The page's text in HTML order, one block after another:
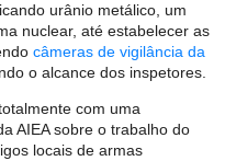
urânio metálico, um
nuclear, até estabelecer as
câmeras de vigilância da
o alcance dos inspetores.
com uma
AIEA sobre o trabalho do
locais de armas